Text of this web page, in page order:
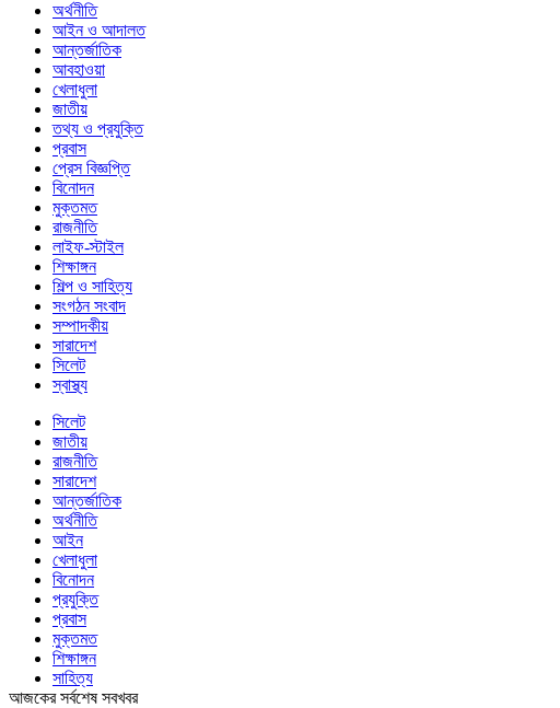
অর্থনীতি
আইন ও আদালত
আন্তর্জাতিক
আবহাওয়া
খেলাধুলা
জাতীয়
তথ্য ও প্রযুক্তি
প্রবাস
প্রেস বিজ্ঞপ্তি
বিনোদন
মুক্তমত
রাজনীতি
লাইফ-স্টাইল
শিক্ষাঙ্গন
শিল্প ও সাহিত্য
সংগঠন সংবাদ
সম্পাদকীয়
সারাদেশ
সিলেট
স্বাস্থ্য
সিলেট
জাতীয়
রাজনীতি
সারাদেশ
আন্তর্জাতিক
অর্থনীতি
আইন
খেলাধুলা
বিনোদন
প্রযুক্তি
প্রবাস
মুক্তমত
শিক্ষাঙ্গন
সাহিত্য
আজকের সর্বশেষ সবখবর